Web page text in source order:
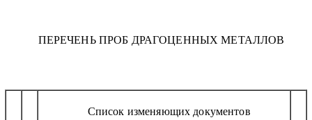
ПЕРЕЧЕНЬ ПРОБ ДРАГОЦЕННЫХ МЕТАЛЛОВ
Список изменяющих документов